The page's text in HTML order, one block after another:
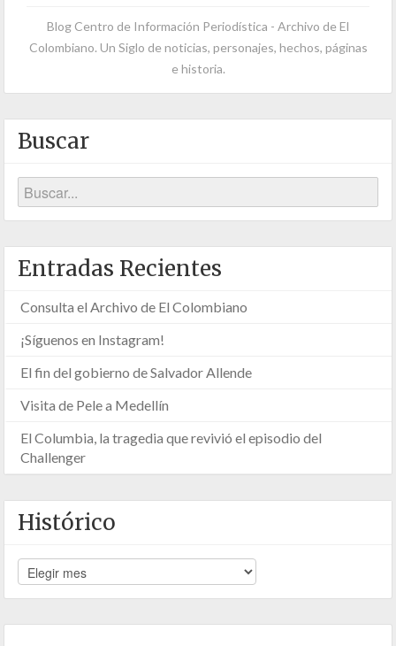
Blog Centro de Información Periodística - Archivo de El
Colombiano. Un Siglo de noticias, personajes, hechos, páginas
e historia.
Buscar
Entradas Recientes
Consulta el Archivo de El Colombiano
¡Síguenos en Instagram!
El fin del gobierno de Salvador Allende
Visita de Pele a Medellín
El Columbia, la tragedia que revivió el episodio del
Challenger
Histórico